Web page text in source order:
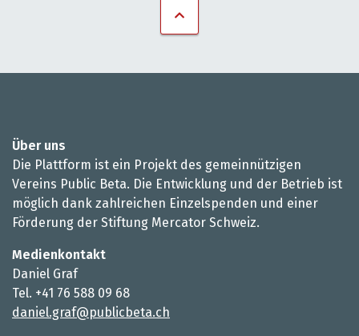
Über uns
Die Plattform ist ein Projekt des gemeinnützigen
Vereins Public Beta. Die Entwicklung und der Betrieb ist
möglich dank zahlreichen Einzelspenden und einer
Förderung der Stiftung Mercator Schweiz.
Medienkontakt
Daniel Graf
Tel. +41 76 588 09 68
daniel.graf@publicbeta.ch